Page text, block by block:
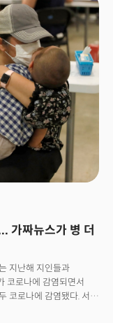
가짜뉴스가 병 더
지난해 지인들과
코로나에 감염되면서
코로나에 감염됐다. 서
다. 다행히 특별한